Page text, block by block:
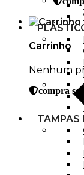
Carrinho
Nenhum
compra
TAMPAS